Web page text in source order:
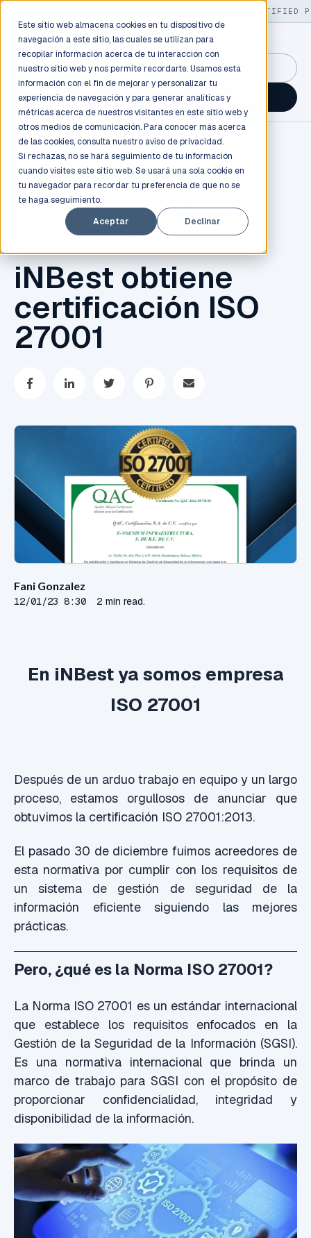
Este sitio web almacena cookies en tu dispositivo de
navegación a este sitio, las cuales se utilizan para
recopilar información acerca de tu interacción con
nuestro sitio web y nos permite recordarte. Usamos esta
información con el fin de mejorar y personalizar tu
experiencia de navegación y para generar analíticas y
métricas acerca de nuestros visitantes en este sitio web y
otros medios de comunicación. Para conocer más acerca
de las cookies, consulta nuestro aviso de privacidad.
Si rechazas, no se hará seguimiento de tu información
cuando visites este sitio web. Se usará una sola cookie en
tu navegador para recordar tu preferencia de que no se
te haga seguimiento.
Aceptar
Declinar
130+ CERTIFIED
GuidancePlex →
Talk to an engineer →
CLOUD COMPUTING
CIBER SEGURIDAD SEGURIDAD
iNBest obtiene
certificación ISO
27001
Fani Gonzalez
12/01/23 8:30 2 min read.
En iNBest ya somos empresa
ISO 27001
Después de un arduo trabajo en equipo y un largo
proceso, estamos orgullosos de anunciar que
obtuvimos la certificación ISO 27001:2013.
El pasado 30 de diciembre fuimos acreedores de
esta normativa por cumplir con los requisitos de
un sistema de gestión de seguridad de la
información eficiente siguiendo las mejores
prácticas.
Pero, ¿qué es la Norma ISO 27001?
La Norma ISO 27001 es un estándar internacional
que establece los requisitos enfocados en la
Gestión de la Seguridad de la Información (SGSI).
Es una normativa internacional que brinda un
marco de trabajo para SGSI con el propósito de
proporcionar confidencialidad, integridad y
disponibilidad de la información.